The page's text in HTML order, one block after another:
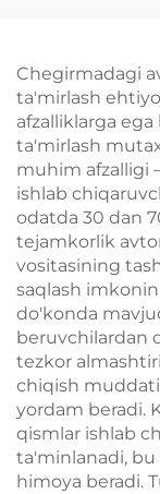
2025
Chegirmadagi
ta'mirlash
afzalliklarga
ta'mirlash
muhim afzalligi
ishlab
odatda 30 dan
tejamkorlik
vositasining
saqlash
do'konda
beruvchilardan
tezkor
chiqish
yordam beradi.
qismlar ishlab
ta'minlanadi, bu
himoya beradi.